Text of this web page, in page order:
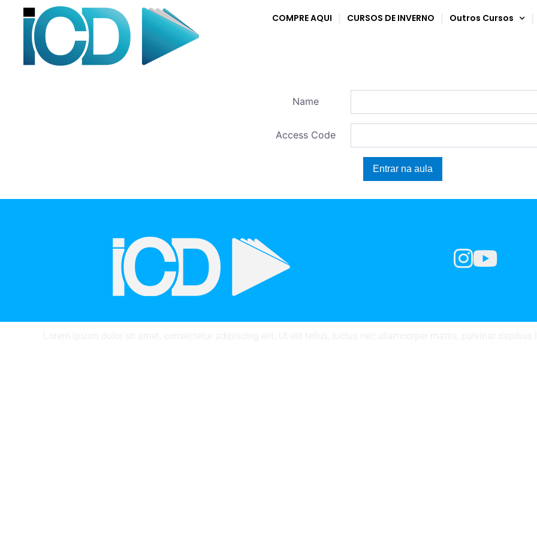
COMPRE AQUI CURSOS DE INVERNO Outros Cursos
Name
Access Code
Entrar na aula